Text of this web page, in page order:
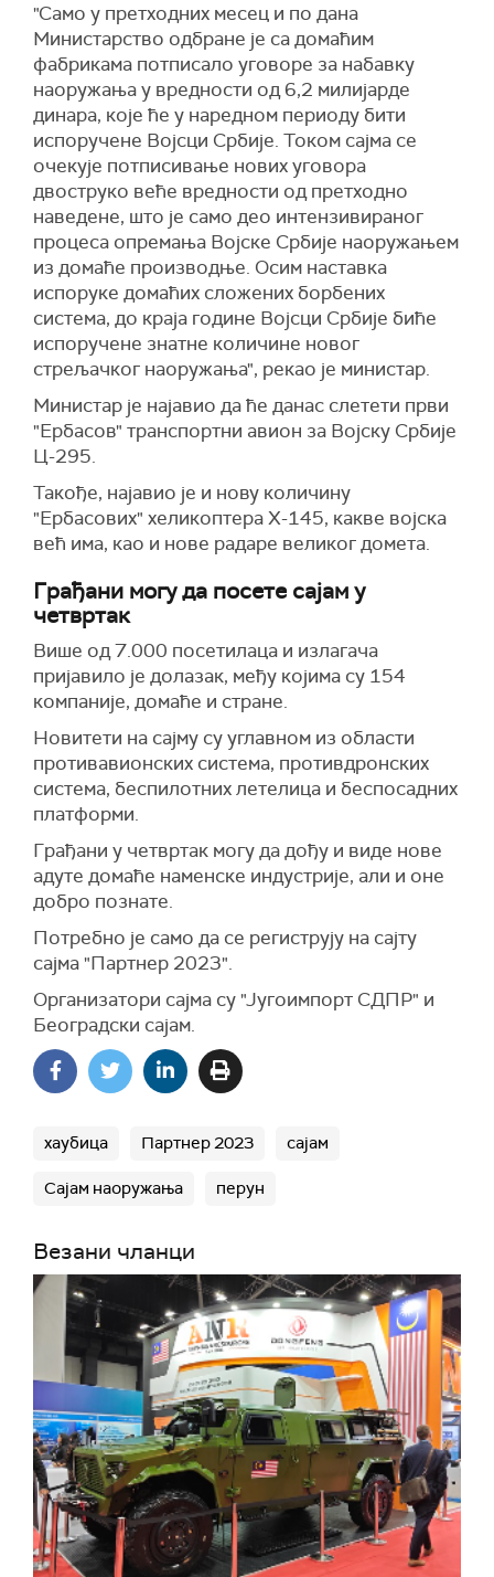
"Само у претходних месец и по дана
Министарство одбране је са домаћим
фабрикама потписало уговоре за набавку
наоружања у вредности од 6,2 милијарде
динара, које ће у наредном периоду бити
испоручене Војсци Србије. Током сајма се
очекује потписивање нових уговора
двоструко веће вредности од претходно
наведене, што је само део интензивираног
процеса опремања Војске Србије наоружањем
из домаће производње. Осим наставка
испоруке домаћих сложених борбених
система, до краја године Војсци Србије биће
испоручене знатне количине новог
стрељачког наоружања", рекао је министар.
Министар је најавио да ће данас слетети први
"Ербасов" транспортни авион за Војску Србије
Ц-295.
Такође, најавио је и нову количину
"Ербасових" хеликоптера Х-145, какве војска
већ има, као и нове радаре великог домета.
Грађани могу да посете сајам у
четвртак
Више од 7.000 посетилаца и излагача
пријавило је долазак, међу којима су 154
компаније, домаће и стране.
Новитети на сајму су углавном из области
противавионских система, противдронских
система, беспилотних летелица и беспосадних
платформи.
Грађани у четвртак могу да дођу и виде нове
адуте домаће наменске индустрије, али и оне
добро познате.
Потребно је само да се региструју на сајту
сајма "Партнер 2023".
Организатори сајма су "Југоимпорт СДПР" и
Београдски сајам.
хаубица Партнер 2023 сајам
Сајам наоружања перун
Везани чланци